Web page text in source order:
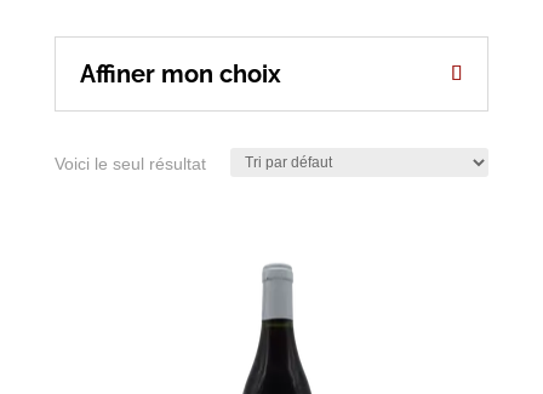
Affiner mon choix
Voici le seul résultat